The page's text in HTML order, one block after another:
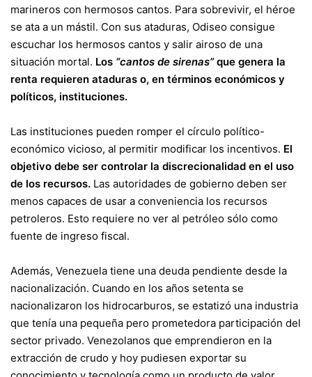
marineros con hermosos cantos. Para sobrevivir, el héroe
se ata a un mástil. Con sus ataduras, Odiseo consigue
escuchar los hermosos cantos y salir airoso de una
situación mortal. Los “cantos de sirenas”que genera la
renta requieren ataduras o, en términos económicos y
políticos, instituciones.
Las instituciones pueden romper el círculo político-
económico vicioso, al permitir modificar los incentivos. El
objetivo debe ser controlar la discrecionalidad en el uso
de los recursos. Las autoridades de gobierno deben ser
menos capaces de usar a conveniencia los recursos
petroleros. Esto requiere no ver al petróleo sólo como
fuente de ingreso fiscal.
Además, Venezuela tiene una deuda pendiente desde la
nacionalización. Cuando en los años setenta se
nacionalizaron los hidrocarburos, se estatizó una industria
que tenía una pequeña pero prometedora participación del
sector privado. Venezolanos que emprendieron en la
extracción de crudo y hoy pudiesen exportar su